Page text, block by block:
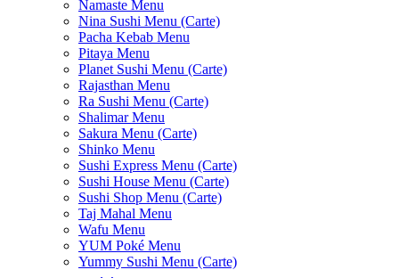
Namaste Menu
Nina Sushi Menu (Carte)
Pacha Kebab Menu
Pitaya Menu
Planet Sushi Menu (Carte)
Rajasthan Menu
Ra Sushi Menu (Carte)
Shalimar Menu
Sakura Menu (Carte)
Shinko Menu
Sushi Express Menu (Carte)
Sushi House Menu (Carte)
Sushi Shop Menu (Carte)
Taj Mahal Menu
Wafu Menu
YUM Poké Menu
Yummy Sushi Menu (Carte)